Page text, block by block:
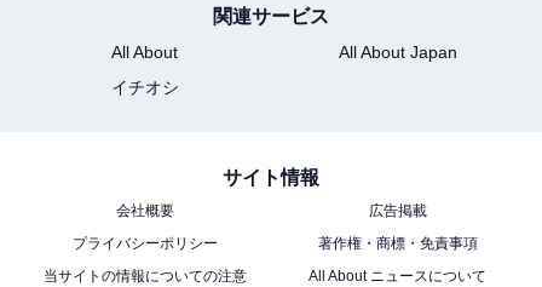
関連サービス
All About
All About Japan
イチオシ
サイト情報
会社概要
広告掲載
プライバシーポリシー
著作権・商標・免責事項
当サイトの情報についての注意
All About ニュースについて